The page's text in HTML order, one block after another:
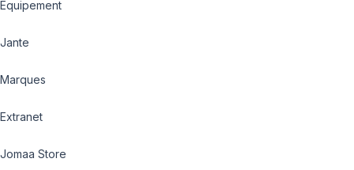
Equipement
Jante
Marques
Extranet
Jomaa Store